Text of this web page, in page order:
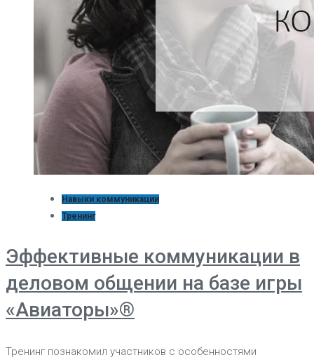
Навыки коммуникации
Тренинг
Эффективные коммуникации в
деловом общении на базе игры
«Авиаторы»®
Тренинг познакомил участников с особенностями